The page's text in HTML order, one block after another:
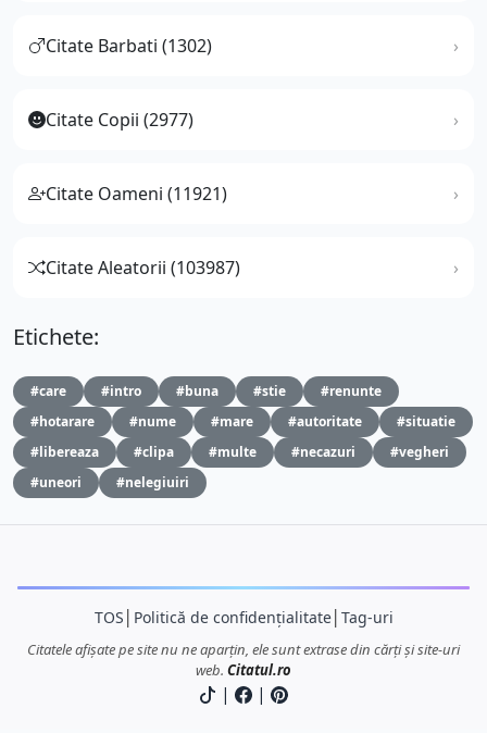
Citate Barbati (1302)
Citate Copii (2977)
Citate Oameni (11921)
Citate Aleatorii (103987)
Etichete:
#care #intro #buna #stie
#renunte
#hotarare
#nume #mare #autoritate
#situatie
#libereaza
#clipa #multe #necazuri
#vegheri
#uneori
#nelegiuiri
TOS Politică de confidențialitate│ Tag-uri
Citatele afișate pe site nu ne aparțin, ele sunt extrase din cărți și site-uri
web. Citatul.ro
| |